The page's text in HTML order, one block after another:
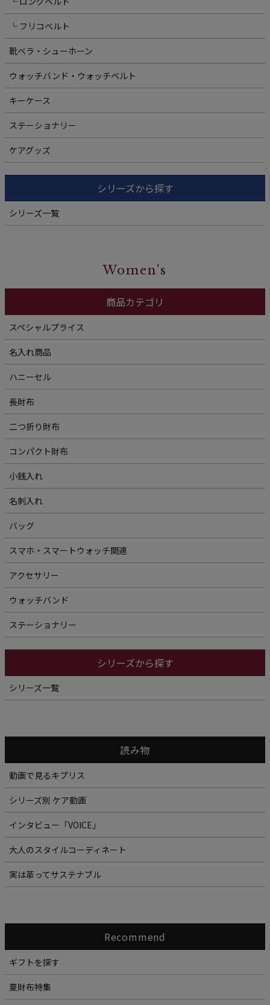
└ フリコベルト
靴ベラ・シューホーン
ウォッチバンド・ウォッチベルト
キーケース
ステーショナリー
ケアグッズ
シリーズから探す
シリーズ一覧
Women's
商品カテゴリ
スペシャルプライス
名入れ商品
ハニーセル
長財布
二つ折り財布
コンパクト財布
小銭入れ
名刺入れ
バッグ
スマホ・スマートウォッチ関連
アクセサリー
ウォッチバンド
ステーショナリー
シリーズから探す
シリーズ一覧
読み物
動画で見るキプリス
シリーズ別 ケア動画
インタビュー「VOICE」
大人のスタイルコーディネート
実は革ってサステナブル
Recommend
ギフトを探す
夏財布特集